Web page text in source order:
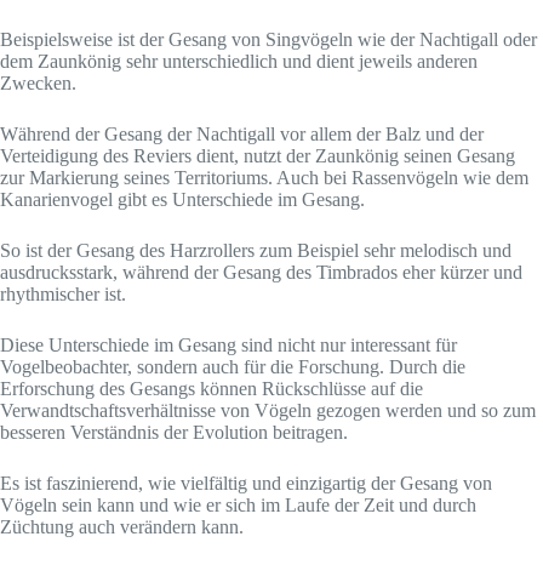
Beispielsweise ist der Gesang von Singvögeln wie der Nachtigall oder
dem Zaunkönig sehr unterschiedlich und dient jeweils anderen
Zwecken.
Während der Gesang der Nachtigall vor allem der Balz und der
Verteidigung des Reviers dient, nutzt der Zaunkönig seinen Gesang
zur Markierung seines Territoriums. Auch bei Rassenvögeln wie dem
Kanarienvogel gibt es Unterschiede im Gesang.
So ist der Gesang des Harzrollers zum Beispiel sehr melodisch und
ausdrucksstark, während der Gesang des Timbrados eher kürzer und
rhythmischer ist.
Diese Unterschiede im Gesang sind nicht nur interessant für
Vogelbeobachter, sondern auch für die Forschung. Durch die
Erforschung des Gesangs können Rückschlüsse auf die
Verwandtschaftsverhältnisse von Vögeln gezogen werden und so zum
besseren Verständnis der Evolution beitragen.
Es ist faszinierend, wie vielfältig und einzigartig der Gesang von
Vögeln sein kann und wie er sich im Laufe der Zeit und durch
Züchtung auch verändern kann.